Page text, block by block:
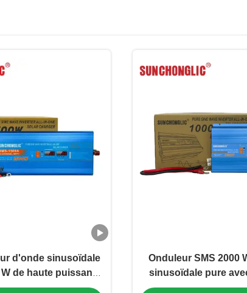
d'onde sinusoïdale
de haute puissance
solaire MPPT
Onduleur SMS 2000
sinusoïdale pure
solaire MPPT 60A et